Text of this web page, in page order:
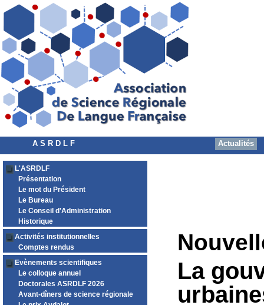
A S R D L F Actualités
L'ASRDLF
Présentation
Le mot du Président
Le Bureau
Le Conseil d'Administration
Historique
Activités institutionnelles
Comptes rendus
Evènements scientifiques
Le colloque annuel
Doctorales ASRDLF 2026
Avant-dîners de science régionale
La